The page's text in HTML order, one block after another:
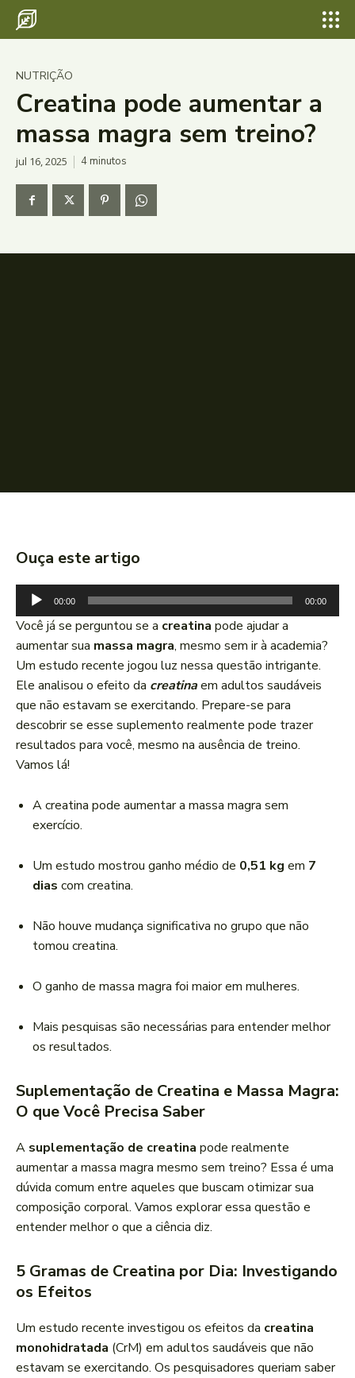
NUTRIÇÃO
Creatina pode aumentar a
massa magra sem treino?
jul 16, 2025 4minutos
Ouça este artigo
o
c
a
d
o
r
d
e
á
d
00:00 00:00
Você já se perguntou se a creatina pode ajudar a
aumentar sua massa magra, mesmo sem ir à academia?
Um estudo recente jogou luz nessa questão intrigante.
Ele analisou o efeito da creatinaem adultos saudáveis
que não estavam se exercitando. Prepare-se para
descobrir se esse suplemento realmente pode trazer
resultados para você, mesmo na ausência de treino.
Vamos lá!
A creatina pode aumentar a massa magra sem
exercício.
Um estudo mostrou ganho médio de 0,51 kg em 7
dias com creatina.
Não houve mudança significativa no grupo que não
tomou creatina.
O ganho de massa magra foi maior em mulheres.
Mais pesquisas são necessárias para entender melhor
os resultados.
Suplementação de Creatina e Massa Magra:
O que Você Precisa Saber
A suplementação de creatina pode realmente
aumentar a massa magra mesmo sem treino? Essa é uma
dúvida comum entre aqueles que buscam otimizar sua
composição corporal. Vamos explorar essa questão e
entender melhor o que a ciência diz.
5 Gramas de Creatina por Dia: Investigando
os Efeitos
Um estudo recente investigou os efeitos da creatina
monohidratada (CrM) em adultos saudáveis que não
estavam se exercitando. Os pesquisadores queriam saber